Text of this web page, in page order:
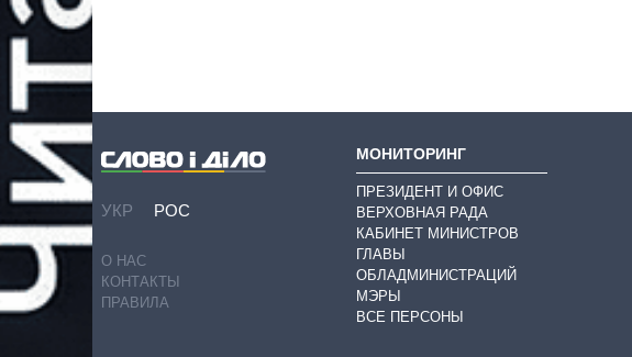
УКР РОС
О НАС
КОНТАКТЫ
ПРАВИЛА
МОНИТОРИНГ
ПРЕЗИДЕНТ И ОФИС
ВЕРХОВНАЯ РАДА
КАБИНЕТ МИНИСТРОВ
ГЛАВЫ
ОБЛАДМИНИСТРАЦИЙ
МЭРЫ
ВСЕ ПЕРСОНЫ